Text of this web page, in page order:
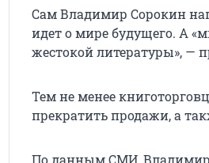
Сам Владимир Сорокин
идет о мире будущего. А
жестокой литературы», —
Тем не менее
прекратить продажи, а
По данным СМИ,